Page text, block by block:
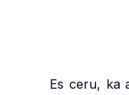
Es ceru, ka